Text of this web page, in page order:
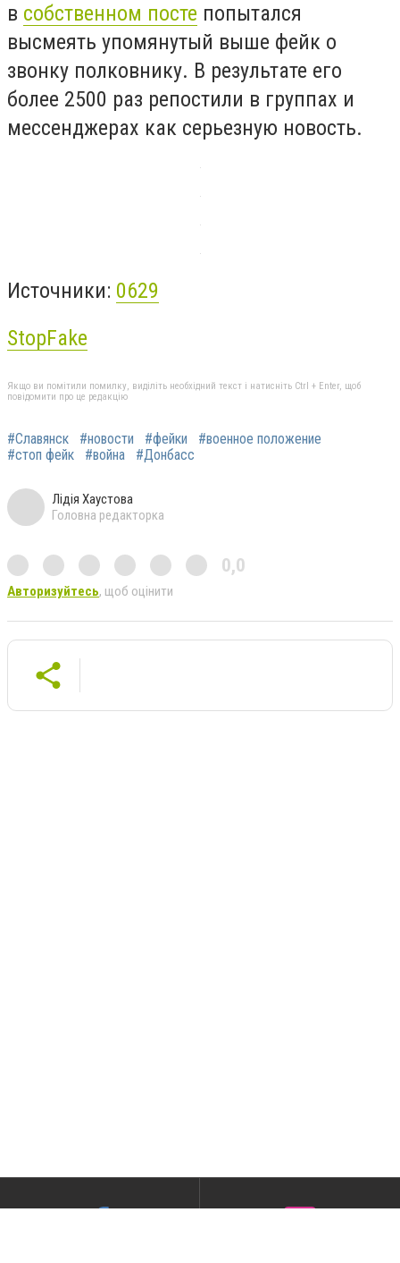
в собственном посте попытался
высмеять упомянутый выше фейк о
звонку полковнику. В результате его
более 2500 раз репостили в группах и
мессенджерах как серьезную новость.
Источники: 0629
StopFake
Якщо ви помітили помилку, виділіть необхідний текст і натисніть Ctrl + Enter, щоб
повідомити про це редакцію
#Славянск #новости #фейки
#военное положение
#стоп фейк
#война #Донбасс
Лідія Хаустова
Головна редакторка
0,0
Авторизуйтесь, щоб оцінити